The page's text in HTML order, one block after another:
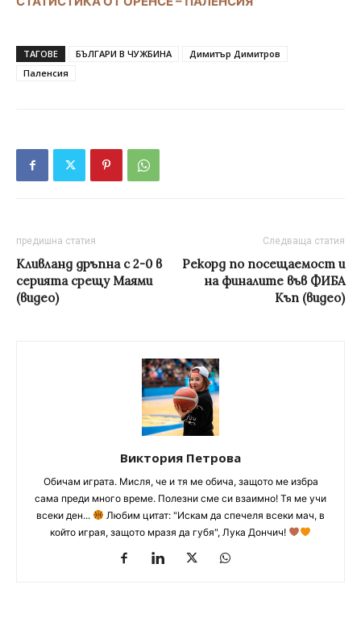
ТАГОВЕ БЪЛГАРИ В ЧУЖБИНА
Димитър Димитров
Паленсия
предишна статия
Кливланд дръпна с 2-0 в
серията срещу Маями
(видео)
Следваща статия
Рекорд по посещаемост и
на финалите във ФИБА
Къп (видео)
Виктория Петрова
Обичам играта. Мисля, че и тя ме обича, защото ме избра
сама преди много време. Полезни сме си взаимно! Тя ме учи
всеки ден...
Любим цитат: "Искам да спечеля всеки мач, в
който играя, защото мразя да губя", Лука Дончич!